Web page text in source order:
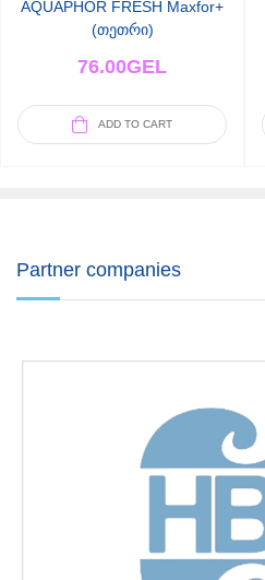
AQUAPHOR FRESH Maxfor+
(თეთრი)
76.00GEL
ADD TO CART
Partner companies